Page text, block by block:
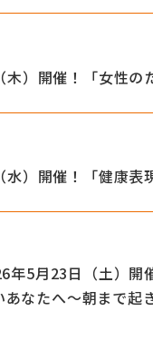
）開催！「女性の
）開催！「健康表
年5月23日（土）開
なたへ～朝まで起